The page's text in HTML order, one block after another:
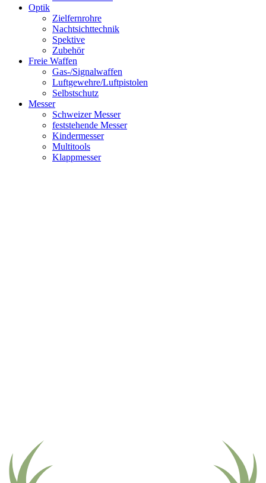
Optik
Zielfernrohre
Nachtsichttechnik
Spektive
Zubehör
Freie Waffen
Gas-/Signalwaffen
Luftgewehre/Luftpistolen
Selbstschutz
Messer
Schweizer Messer
feststehende Messer
Kindermesser
Multitools
Klappmesser